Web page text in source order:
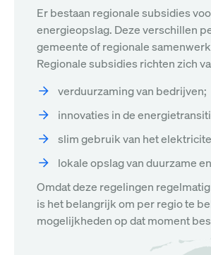
Er bestaan regionale subsidies
energieopslag. Deze verschillen
gemeente of regionale
Regionale subsidies richten zich
verduurzaming van bedrijven;
innovaties in de
slim gebruik van het
lokale opslag van duurzame
Omdat deze regelingen
is het belangrijk om per regio te
mogelijkheden op dat moment